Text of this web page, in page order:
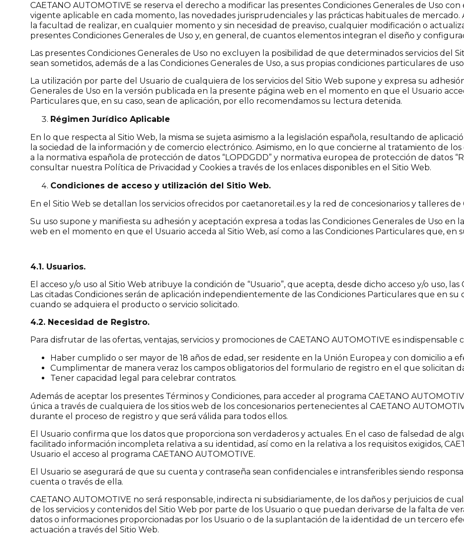
CAETANO AUTOMOTIVE se reserva el derecho a modificar las presentes Condiciones Generales de Uso
vigente aplicable en cada momento, las novedades jurisprudenciales y las prácticas habituales de mercado.
la facultad de realizar, en cualquier momento y sin necesidad de preaviso, cualquier modificación o
presentes Condiciones Generales de Uso y, en general, de cuantos elementos integran el diseño y
Las presentes Condiciones Generales de Uso no excluyen la posibilidad de que determinados servicios del
sean sometidos, además de a las Condiciones Generales de Uso, a sus propias condiciones particulares de
La utilización por parte del Usuario de cualquiera de los servicios del Sitio Web supone y expresa su
Generales de Uso en la versión publicada en la presente página web en el momento en que el Usuario
Particulares que, en su caso, sean de aplicación, por ello recomendamos su lectura detenida.
Régimen Jurídico Aplicable
En lo que respecta al Sitio Web, la misma se sujeta asimismo a la legislación española, resultando de
la sociedad de la información y de comercio electrónico. Asimismo, en lo que concierne al tratamiento de
a la normativa española de protección de datos “LOPDGDD” y normativa europea de protección de datos
consultar nuestra Política de Privacidad y Cookies a través de los enlaces disponibles en el Sitio Web.
Condiciones de acceso y utilización del Sitio Web.
En el Sitio Web se detallan los servicios ofrecidos por caetanoretail.es y la red de concesionarios y talleres de
Su uso supone y manifiesta su adhesión y aceptación expresa a todas las Condiciones Generales de Uso en
web en el momento en que el Usuario acceda al Sitio Web, así como a las Condiciones Particulares que, en
4.1. Usuarios.
El acceso y/o uso al Sitio Web atribuye la condición de “Usuario”, que acepta, desde dicho acceso y/o uso,
Las citadas Condiciones serán de aplicación independientemente de las Condiciones Particulares que en
cuando se adquiera el producto o servicio solicitado.
4.2. Necesidad de Registro.
Para disfrutar de las ofertas, ventajas, servicios y promociones de CAETANO AUTOMOTIVE es
Haber cumplido o ser mayor de 18 años de edad, ser residente en la Unión Europea y con domicilio a
Cumplimentar de manera veraz los campos obligatorios del formulario de registro en el que solicitan
Tener capacidad legal para celebrar contratos.
Además de aceptar los presentes Términos y Condiciones, para acceder al programa CAETANO
única a través de cualquiera de los sitios web de los concesionarios pertenecientes al CAETANO
durante el proceso de registro y que será válida para todos ellos.
El Usuario confirma que los datos que proporciona son verdaderos y actuales. En el caso de falsedad de
facilitado información incompleta relativa a su identidad, así como en la relativa a los requisitos exigidos,
Usuario el acceso al programa CAETANO AUTOMOTIVE.
El Usuario se asegurará de que su cuenta y contraseña sean confidenciales e intransferibles siendo
cuenta o través de ella.
CAETANO AUTOMOTIVE no será responsable, indirecta ni subsidiariamente, de los daños y perjuicios de
de los servicios y contenidos del Sitio Web por parte de los Usuario o que puedan derivarse de la falta de
datos o informaciones proporcionadas por los Usuario o de la suplantación de la identidad de un tercero
actuación a través del Sitio Web.